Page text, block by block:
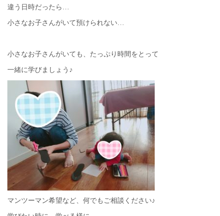
違う日時だったら…
小さなお子さんがいて預けられない…
小さなお子さんがいても、たっぷり時間をとって
一緒に学びましょう♪
マンツーマン希望など、何でもご相談ください♪